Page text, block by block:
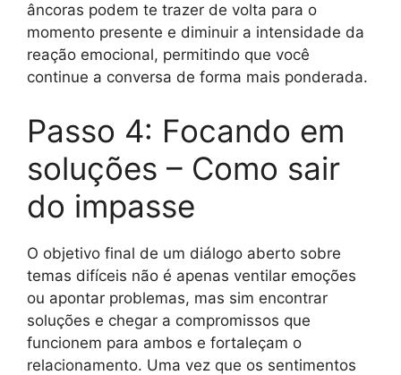
âncoras podem te trazer de volta para o
momento presente e diminuir a intensidade da
reação emocional, permitindo que você
continue a conversa de forma mais ponderada.
Passo 4: Focando em
soluções – Como sair
do impasse
O objetivo final de um diálogo aberto sobre
temas difíceis não é apenas ventilar emoções
ou apontar problemas, mas sim encontrar
soluções e chegar a compromissos que
funcionem para ambos e fortaleçam o
relacionamento. Uma vez que os sentimentos